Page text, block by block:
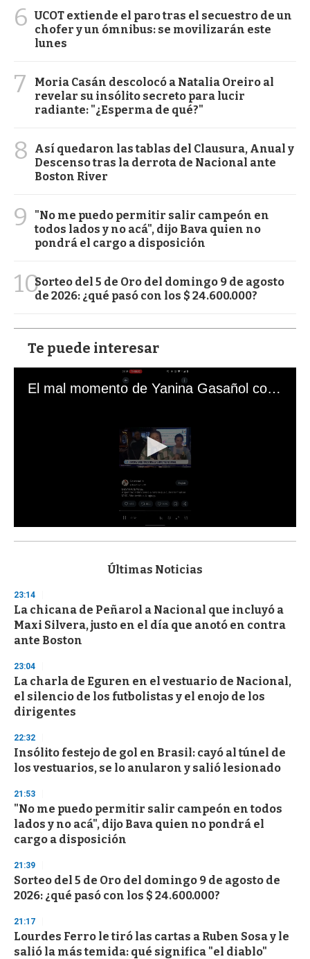
6 UCOT extiende el paro tras el secuestro de un
chofer y un ómnibus: se movilizarán este
lunes
7
Moria Casán descolocó a Natalia Oreiro al
revelar su insólito secreto para lucir
radiante: "¿Esperma de qué?"
8
Así quedaron las tablas del Clausura, Anual y
Descenso tras la derrota de Nacional ante
Boston River
9
"No me puedo permitir salir campeón en
todos lados y no acá", dijo Bava quien no
pondrá el cargo a disposición
10Sorteo del 5 de Oro del domingo 9 de agosto
de 2026: ¿qué pasó con los $ 24.600.000?
Te puede interesar
El mal momento de Yanina Gasañol con un hincha argentino en "Subrayado"
s
d
s
o
f
3
s
e
c
o
n
Últimas Noticias
23:14
La chicana de Peñarol a Nacional que incluyó a
Maxi Silvera, justo en el día que anotó en contra
ante Boston
23:04
La charla de Eguren en el vestuario de Nacional,
el silencio de los futbolistas y el enojo de los
dirigentes
22:32
Insólito festejo de gol en Brasil: cayó al túnel de
los vestuarios, se lo anularon y salió lesionado
21:53
"No me puedo permitir salir campeón en todos
lados y no acá", dijo Bava quien no pondrá el
cargo a disposición
21:39
Sorteo del 5 de Oro del domingo 9 de agosto de
2026: ¿qué pasó con los $ 24.600.000?
21:17
Lourdes Ferro le tiró las cartas a Ruben Sosa y le
salió la más temida: qué significa "el diablo"